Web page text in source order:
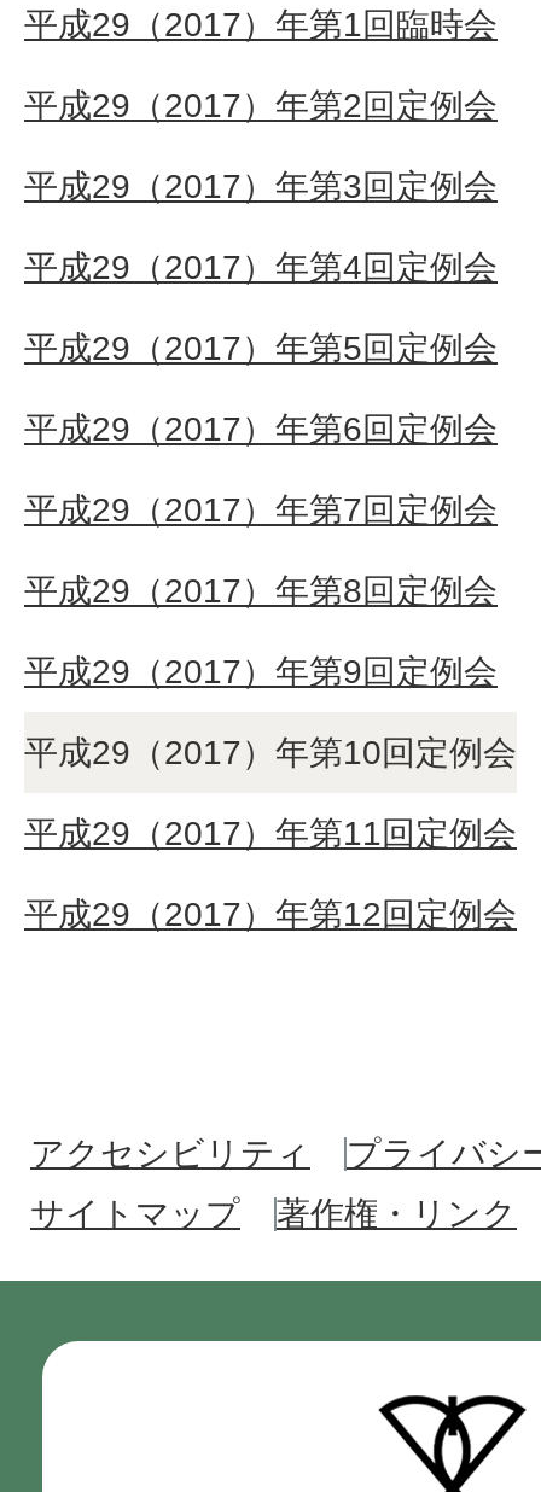
平成29（2017）年第1回臨時会
平成29（2017）年第2回定例会
平成29（2017）年第3回定例会
平成29（2017）年第4回定例会
平成29（2017）年第5回定例会
平成29（2017）年第6回定例会
平成29（2017）年第7回定例会
平成29（2017）年第8回定例会
平成29（2017）年第9回定例会
平成29（2017）年第10回定例会
平成29（2017）年第11回定例会
平成29（2017）年第12回定例会
アクセシビリティ
プライバシ
サイトマップ
著作権・リンク